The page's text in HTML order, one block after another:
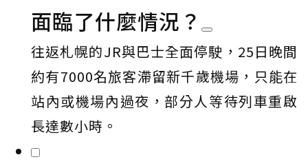
面臨了什麼情況？
往返札幌的JR與巴士全面停駛，25日晚間
約有7000名旅客滯留新千歲機場，只能在
站內或機場內過夜，部分人等待列車重啟
長達數小時。